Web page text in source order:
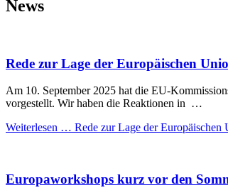
News
Rede zur Lage der Europäischen
Am 10. September 2025 hat die EU-
vorgestellt. Wir haben die Reaktionen in …
Weiterlesen … Rede zur Lage der Europäischen
Europaworkshops kurz vor den